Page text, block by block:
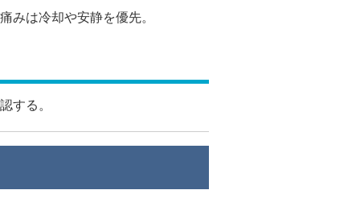
みは冷却や安静を優先。
する。